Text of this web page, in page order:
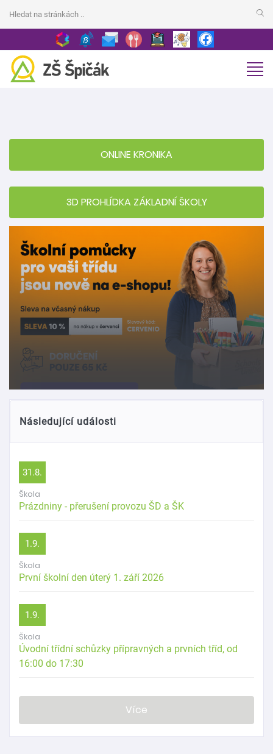
ONLINE KRONIKA
3D PROHLÍDKA ZÁKLADNÍ ŠKOLY
Následující události
31.8.
Škola
Prázdniny - přerušení provozu ŠD a ŠK
1.9.
Škola
První školní den úterý 1. září 2026
1.9.
Škola
Úvodní třídní schůzky přípravných a prvních tříd, od
16:00 do 17:30
Více